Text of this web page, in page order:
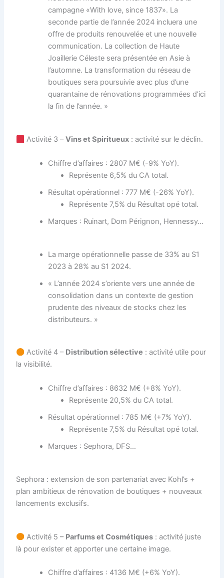
campagne «With love, since 1837». La
seconde partie de l’année 2024 incluera une
offre de produits renouvelée et une nouvelle
communication. La collection de Haute
Joaillerie Céleste sera présentée en Asie à
l’automne. La transformation du réseau de
boutiques sera poursuivie avec plus d’une
quarantaine de rénovations programmées d’ici
la fin de l’année. »
Activité 3 –Vins et Spiritueux : activité sur le déclin.
Chiffre d’affaires : 2807 M€ (-9% YoY).
Représente 6,5% du CA total.
Résultat opérationnel : 777 M€ (-26% YoY).
Représente 7,5% du Résultat opé total.
Marques : Ruinart, Dom Pérignon, Hennessy…
La marge opérationnelle passe de 33% au S1
2023 à 28% au S1 2024.
« L’année 2024 s’oriente vers une année de
consolidation dans un contexte de gestion
prudente des niveaux de stocks chez les
distributeurs. »
Activité 4 – Distribution sélective : activité utile pour
la visibilité.
Chiffre d’affaires : 8632 M€ (+8% YoY).
Représente 20,5% du CA total.
Résultat opérationnel : 785 M€ (+7% YoY).
Représente 7,5% du Résultat opé total.
Marques : Sephora, DFS…
Sephora : extension de son partenariat avec Kohl’s +
plan ambitieux de rénovation de boutiques + nouveaux
lancements exclusifs.
Activité 5 – Parfums et Cosmétiques : activité juste
là pour exister et apporter une certaine image.
Chiffre d’affaires : 4136 M€ (+6% YoY).